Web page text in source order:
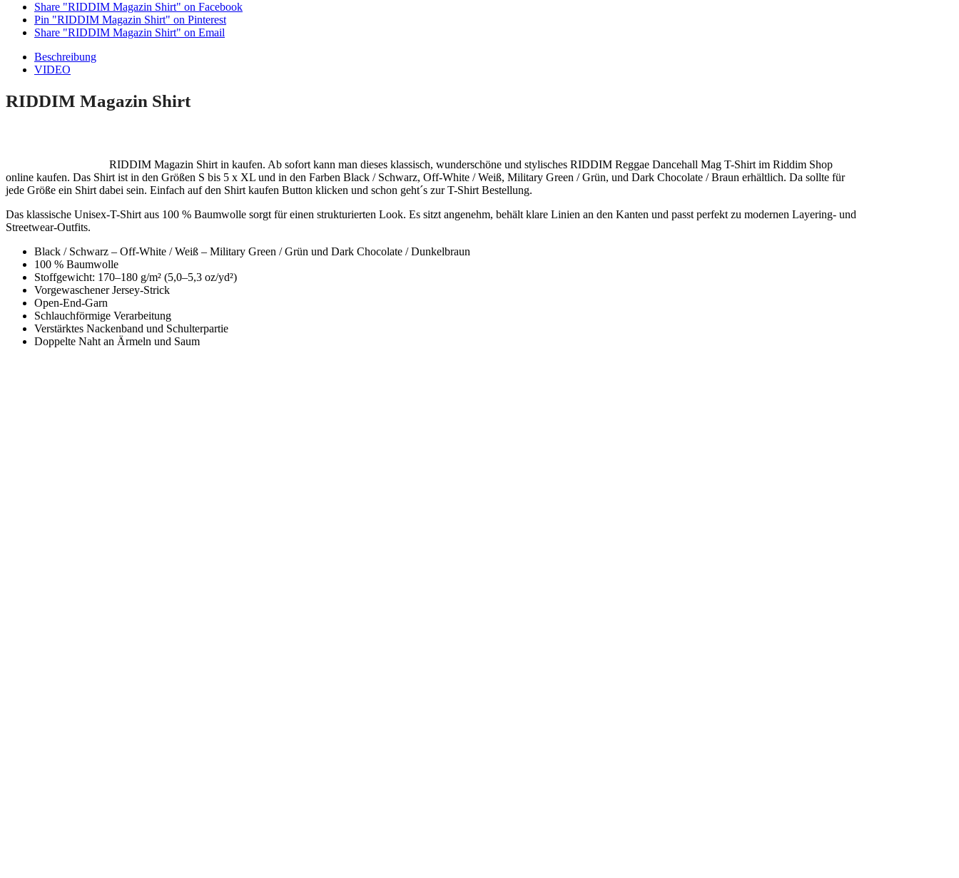
Share "RIDDIM Magazin Shirt" on Facebook
Pin "RIDDIM Magazin Shirt" on Pinterest
Share "RIDDIM Magazin Shirt" on Email
Beschreibung
VIDEO
RIDDIM Magazin Shirt
RIDDIM Magazin Shirt in kaufen. Ab sofort kann man dieses klassisch, wunderschöne und stylisches RIDDIM Reggae Dancehall Mag T-Shirt im Riddim Shop
online kaufen. Das Shirt ist in den Größen S bis 5 x XL und in den Farben Black / Schwarz, Off-White / Weiß, Military Green / Grün, und Dark Chocolate / Braun erhältlich. Da sollte für
jede Größe ein Shirt dabei sein. Einfach auf den Shirt kaufen Button klicken und schon geht´s zur T-Shirt Bestellung.
Das klas­sis­che Uni­sex-T-Shirt aus 100 % Baum­wolle sorgt für einen struk­turi­erten Look. Es sitzt angenehm, behält klare Lin­ien an den Kan­ten und passt per­fekt zu mod­er­nen Lay­er­ing- und
Streetwear-Out­fits.
Black / Schwarz – Off-White / Weiß – Military Green / Grün und Dark Chocolate / Dunkelbraun
100 % Baum­wolle
Stof­fgewicht: 170–180 g/m² (5,0–5,3 oz/yd²)
Vorge­wasch­en­er Jer­sey-Strick
Open-End-Garn
Schlauch­för­mige Ver­ar­beitung
Ver­stärk­tes Nack­en­band und Schul­ter­par­tie
Dop­pelte Naht an Ärmeln und Saum